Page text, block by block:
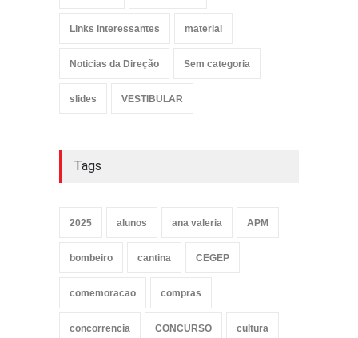
Links interessantes material
Noticias da Direção Sem categoria
slides VESTIBULAR
Tags
2025 alunos ana valeria APM
bombeiro cantina CEGEP
comemoracao compras
concorrencia CONCURSO cultura